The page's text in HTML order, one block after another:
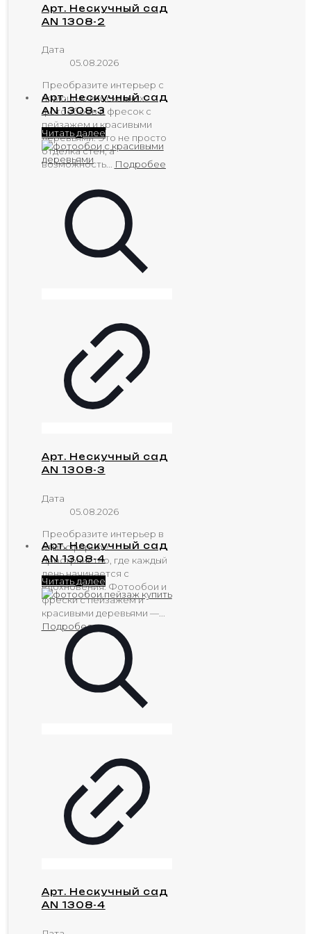
Арт. Нескучный сад
AN 1308-2
Дата
05.08.2026
Преобразите интерьер с
помощью изысканных
фотообоев и фресок с
пейзажем и красивыми
деревьями. Это не просто
отделка стен, а
возможность... Подробее
Арт. Нескучный сад
AN 1308-3
Читать далее
Арт. Нескучный сад
AN 1308-3
Дата
05.08.2026
Преобразите интерьер в
атмосферное
пространство, где каждый
день начинается с
вдохновения. Фотообои и
фрески с пейзажем и
красивыми деревьями —...
Подробее
Арт. Нескучный сад
AN 1308-4
Читать далее
Арт. Нескучный сад
AN 1308-4